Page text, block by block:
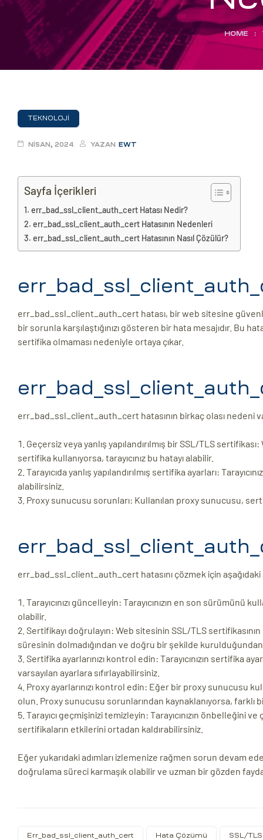
Aday
HOME :
TEKNOLOJI
NISAN, 2024 YAZAN EWT
Sayfa İçerikleri
err_bad_ssl_client_auth_cert Hatası Nedir?
err_bad_ssl_client_auth_cert Hatasının Nedenleri
err_bad_ssl_client_auth_cert Hatasının Nasıl Çözülür?
err_bad_ssl_client_auth_cert hatası, bir web sitesine güvenli
bir sorunla karşılaştığınızı gösteren bir hata mesajıdır. Bu
sertifika olmaması nedeniyle ortaya çıkar.
err_bad_ssl_client_auth_cert hatasının birkaç olası nedeni
Geçersiz veya yanlış yapılandırılmış bir SSL/TLS
sertifika kullanıyorsa, tarayıcınız bu hatayı alabilir.
Tarayıcıda yanlış yapılandırılmış sertifika ayarları:
alabilirsiniz.
Proxy sunucusu sorunları: Kullanılan proxy sunucusu,
err_bad_ssl_client_auth_cert hatasını çözmek için aşağıdaki
Tarayıcınızı güncelleyin: Tarayıcınızın en son
olabilir.
Sertifikayı doğrulayın: Web sitesinin SSL/TLS
süresinin dolmadığından ve doğru bir şekilde
Sertifika ayarlarınızı kontrol edin: Tarayıcınızın sertifika
varsayılan ayarlara sıfırlayabilirsiniz.
Proxy ayarlarınızı kontrol edin: Eğer bir proxy sunucusu
olun. Proxy sunucusu sorunlarından kaynaklanıyorsa,
Tarayıcı geçmişinizi temizleyin: Tarayıcınızın önbelleğini
sertifikaların etkilerini ortadan kaldırabilirsiniz.
Eğer yukarıdaki adımları izlemenize rağmen sorun devam
doğrulama süreci karmaşık olabilir ve uzman bir gözden
Err_bad_ssl_client_auth_cert Hata Çözümü SSL/